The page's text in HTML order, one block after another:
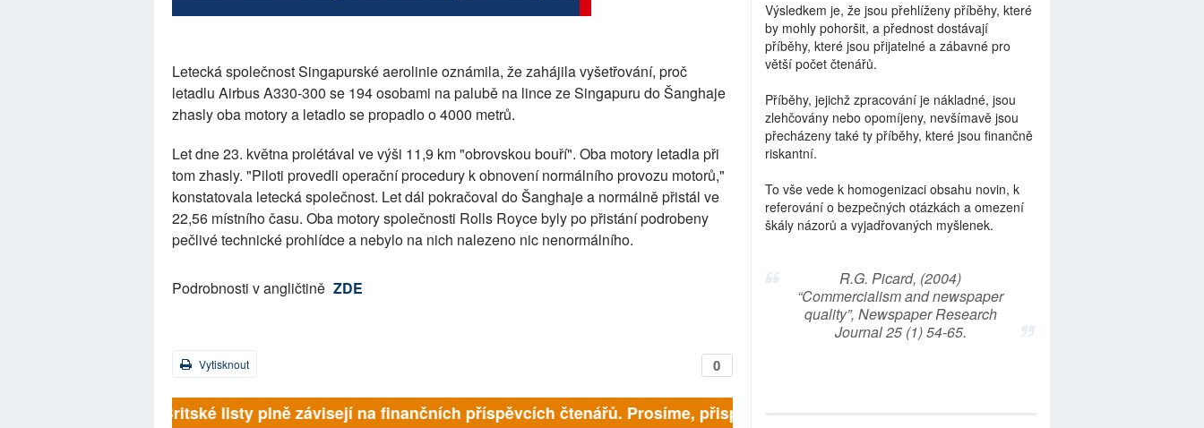
Letecká společnost Singapurské aerolinie oznámila, že zahájila vyšetřování, proč
letadlu Airbus A330-300 se 194 osobami na palubě na lince ze Singapuru do Šanghaje
zhasly oba motory a letadlo se propadlo o 4000 metrů.
Let dne 23. května prolétával ve výši 11,9 km "obrovskou bouří". Oba motory letadla při
tom zhasly. "Piloti provedli operační procedury k obnovení normálního provozu motorů,"
konstatovala letecká společnost. Let dál pokračoval do Šanghaje a normálně přistál ve
22,56 místního času. Oba motory společnosti Rolls Royce byly po přistání podrobeny
pečlivé technické prohlídce a nebylo na nich nalezeno nic nenormálního.
Podrobnosti v angličtině ZDE
0
Vytisknout
Britské listy plně závisejí na finančních příspěvcích čtenářů. Prosíme, přispějte. ➥
Výsledkem je, že jsou přehlíženy příběhy, které
by mohly pohoršit, a přednost dostávají
příběhy, které jsou přijatelné a zábavné pro
větší počet čtenářů.
Příběhy, jejichž zpracování je nákladné, jsou
zlehčovány nebo opomíjeny, nevšímavě jsou
přecházeny také ty příběhy, které jsou finančně
riskantní.
To vše vede k homogenizaci obsahu novin, k
referování o bezpečných otázkách a omezení
škály názorů a vyjadřovaných myšlenek.
R.G. Picard, (2004)
“Commercialism and newspaper
quality”, Newspaper Research
Journal 25 (1) 54-65.